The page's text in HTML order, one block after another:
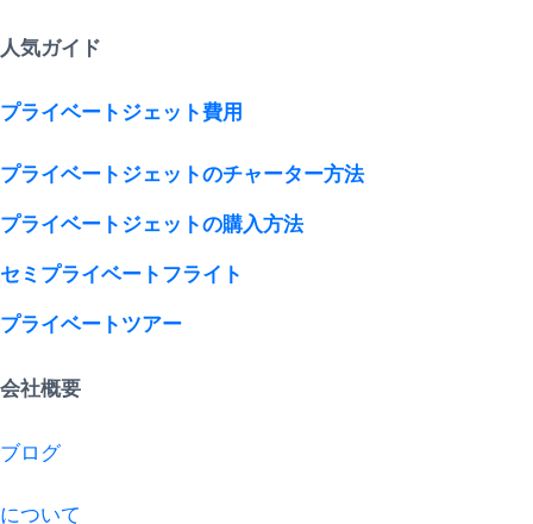
人気ガイド
プライベートジェット費用
プライベートジェットのチャーター方法
プライベートジェットの購入方法
セミプライベートフライト
プライベートツアー
会社概要
ブログ
について